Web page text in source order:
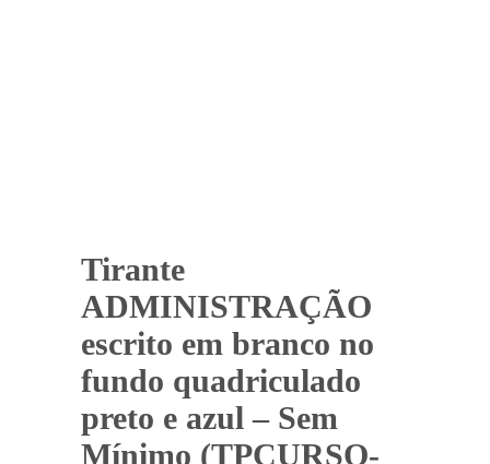
Tirante
ADMINISTRAÇÃO
escrito em branco no
fundo quadriculado
preto e azul – Sem
Mínimo (TPCURSO-